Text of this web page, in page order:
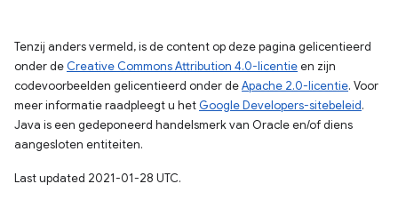
Tenzij anders vermeld, is de content op deze pagina gelicentieerd
onder de Creative Commons Attribution 4.0-licentieen zijn
codevoorbeelden gelicentieerd onder deApache 2.0-licentie. Voor
meer informatie raadpleegt u het Google Developers-sitebeleid.
Java is een gedeponeerd handelsmerk van Oracle en/of diens
aangesloten entiteiten.
Last updated 2021-01-28 UTC.